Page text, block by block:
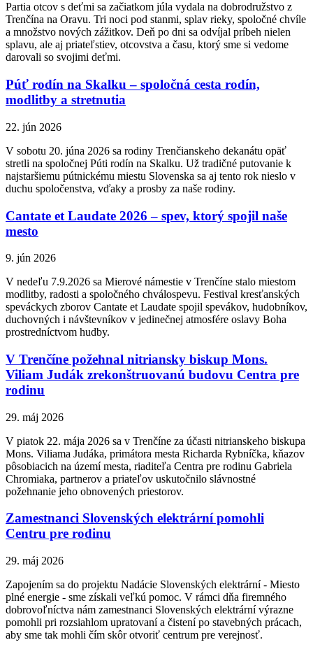
Partia otcov s deťmi sa začiatkom júla vydala na dobrodružstvo z
Trenčína na Oravu. Tri noci pod stanmi, splav rieky, spoločné chvíle
a množstvo nových zážitkov. Deň po dni sa odvíjal príbeh nielen
splavu, ale aj priateľstiev, otcovstva a času, ktorý sme si vedome
darovali so svojimi deťmi.
Púť rodín na Skalku – spoločná cesta rodín,
modlitby a stretnutia
22. jún 2026
V sobotu 20. júna 2026 sa rodiny Trenčianskeho dekanátu opäť
stretli na spoločnej Púti rodín na Skalku. Už tradičné putovanie k
najstaršiemu pútnickému miestu Slovenska sa aj tento rok nieslo v
duchu spoločenstva, vďaky a prosby za naše rodiny.
Cantate et Laudate 2026 – spev, ktorý spojil naše
mesto
9. jún 2026
V nedeľu 7.9.2026 sa Mierové námestie v Trenčíne stalo miestom
modlitby, radosti a spoločného chválospevu. Festival kresťanských
speváckych zborov Cantate et Laudate spojil spevákov, hudobníkov,
duchovných i návštevníkov v jedinečnej atmosfére oslavy Boha
prostredníctvom hudby.
V Trenčíne požehnal nitriansky biskup Mons.
Viliam Judák zrekonštruovanú budovu Centra pre
rodinu
29. máj 2026
V piatok 22. mája 2026 sa v Trenčíne za účasti nitrianskeho biskupa
Mons. Viliama Judáka, primátora mesta Richarda Rybníčka, kňazov
pôsobiacich na území mesta, riaditeľa Centra pre rodinu Gabriela
Chromiaka, partnerov a priateľov uskutočnilo slávnostné
požehnanie jeho obnovených priestorov.
Zamestnanci Slovenských elektrární pomohli
Centru pre rodinu
29. máj 2026
Zapojením sa do projektu Nadácie Slovenských elektrární - Miesto
plné energie - sme získali veľkú pomoc. V rámci dňa firemného
dobrovoľníctva nám zamestnanci Slovenských elektrární výrazne
pomohli pri rozsiahlom upratovaní a čistení po stavebných prácach,
aby sme tak mohli čím skôr otvoriť centrum pre verejnosť.